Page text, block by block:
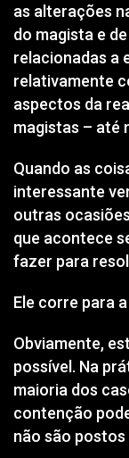
as alterações
do magista e
relacionadas a
relativamente
aspectos da
magistas – até
Quando as
interessante
outras
que acontece
fazer para
Ele corre para
Obviamente,
possível. Na
maioria dos
contenção
não são